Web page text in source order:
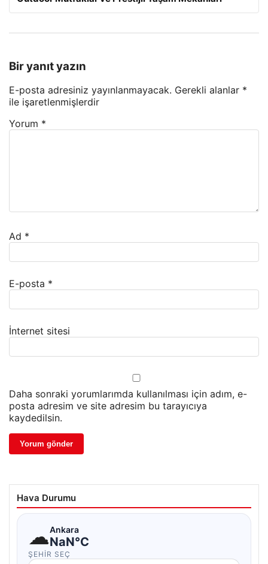
Bir yanıt yazın
E-posta adresiniz yayınlanmayacak. Gerekli alanlar *
ile işaretlenmişlerdir
Yorum *
Ad *
E-posta *
İnternet sitesi
Daha sonraki yorumlarımda kullanılması için adım, e-
posta adresim ve site adresim bu tarayıcıya
kaydedilsin.
Hava Durumu
☁Ankara
NaN°C
ŞEHIR SEÇ